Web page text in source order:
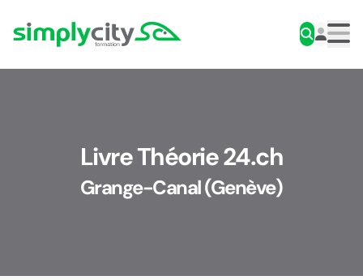
Simplycity
Livre Théorie 24.ch
Grange-Canal (Genève)